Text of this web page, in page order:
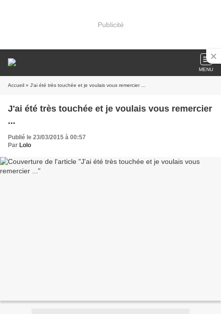
Publicité
MENU
Accueil » J'ai été très touchée et je voulais vous remercier ...
J'ai été très touchée et je voulais vous remercier
...
Publié le 23/03/2015 à 00:57
Par Lolo